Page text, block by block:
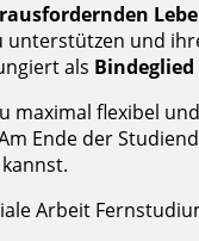
unterstützen und
als
maximal flexibel
Ende der
Arbeit